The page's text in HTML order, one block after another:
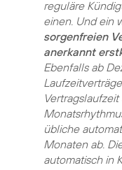
reguläre
einen. Und ein
sorgenfreien
anerkannt
Ebenfalls ab
übliche
Monaten ab.
automatisch in